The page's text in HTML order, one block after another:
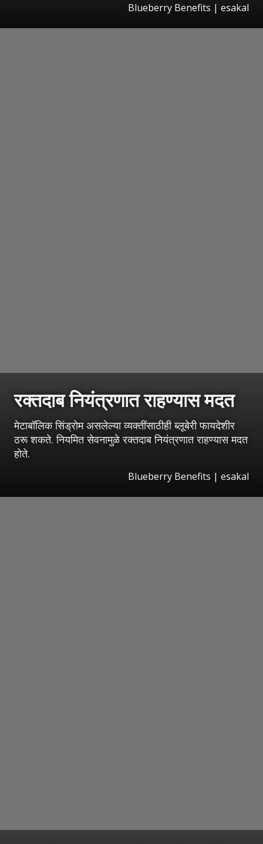
Blueberry Benefits | esakal
रक्तदाब नियंत्रणात राहण्यास मदत
मेटाबॉलिक सिंड्रोम असलेल्या व्यक्तींसाठीही ब्लूबेरी फायदेशीर
ठरू शकते. नियमित सेवनामुळे रक्तदाब नियंत्रणात राहण्यास मदत
होते.
Blueberry Benefits | esakal